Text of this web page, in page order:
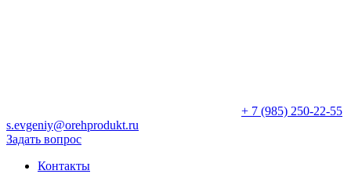
+ 7 (985) 250-22-55
s.evgeniy@orehprodukt.ru
Задать вопрос
Контакты